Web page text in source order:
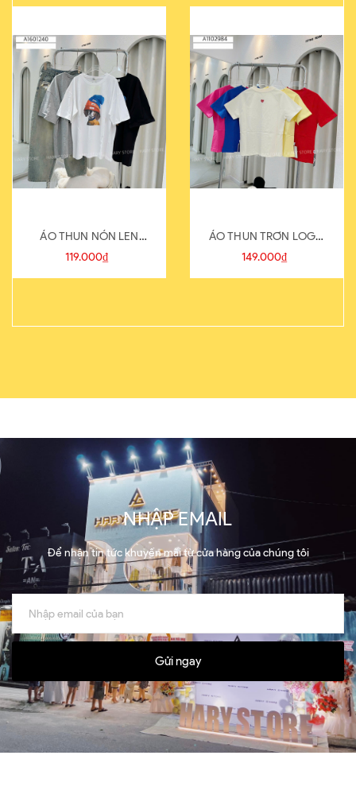
ÁO THUN NÓN LEN
821-1
119.000₫
ÁO THUN TRƠN LOGO
SAU
149.000₫
NHẬP EMAIL
Để nhận tin tức khuyến mãi từ cửa hàng của chúng tôi
Gửi ngay